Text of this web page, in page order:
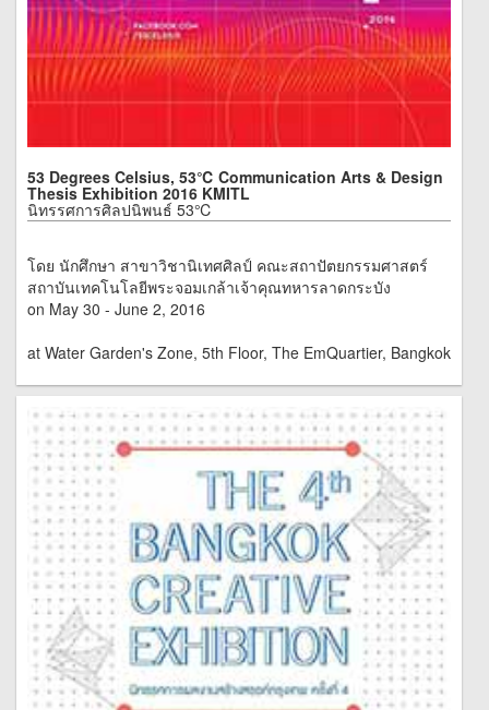
53 Degrees Celsius, 53℃ Communication Arts & Design
Thesis Exhibition 2016 KMITL
นิทรรศการศิลปนิพนธ์ 53℃
โดย นักศึกษา สาขาวิชานิเทศศิลป์ คณะสถาปัตยกรรมศาสตร์
สถาบันเทคโนโลยีพระจอมเกล้าเจ้าคุณทหารลาดกระบัง
on May 30 - June 2, 2016
at Water Garden's Zone, 5th Floor, The EmQuartier, Bangkok